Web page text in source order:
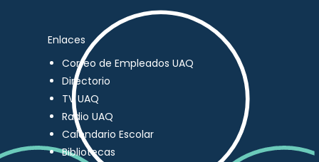
Enlaces
Correo de Empleados UAQ
Directorio
TV UAQ
Radio UAQ
Calendario Escolar
Bibliotecas